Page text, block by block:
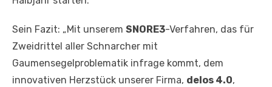
Sein Fazit: „Mit unserem SNORE3-Verfahren, das für
Zweidrittel aller Schnarcher mit
Gaumensegelproblematik infrage kommt, dem
innovativen Herzstück unserer Firma, delos 4.0,